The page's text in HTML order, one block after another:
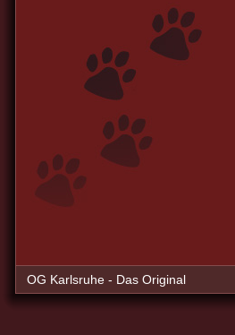
OG Karlsruhe - Das Original